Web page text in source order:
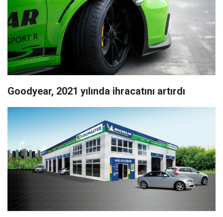
Goodyear, 2021 yılında ihracatını artırdı